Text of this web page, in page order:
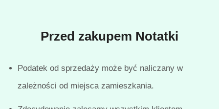
Przed zakupem Notatki
Podatek od sprzedaży może być naliczany w
zależności od miejsca zamieszkania.